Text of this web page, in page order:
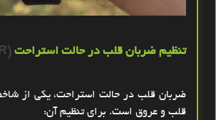
تنظیم ضربان قلب در حالت استراحت
ضربان قلب در حالت استراحت، یکی از
قلب و عروق است. برای تنظیم آن: